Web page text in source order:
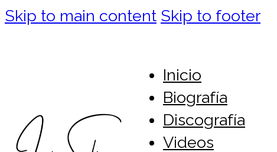
Skip to main content Skip to footer
Inicio
Biografía
Discografía
Videos